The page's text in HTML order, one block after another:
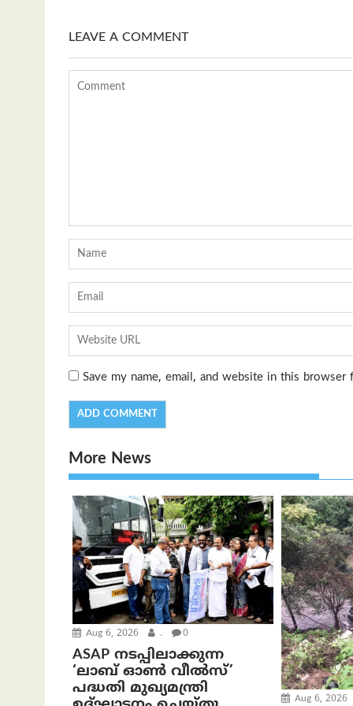
LEAVE A COMMENT
Save my name, email, and website in this
More News
Aug 6, 2026 . 0
ASAP നടപ്പിലാക്കുന്ന
‘ലാബ് ഓൺ വീൽസ്’
പദ്ധതി മുഖ്യമന്ത്രി
Aug 6, 2026